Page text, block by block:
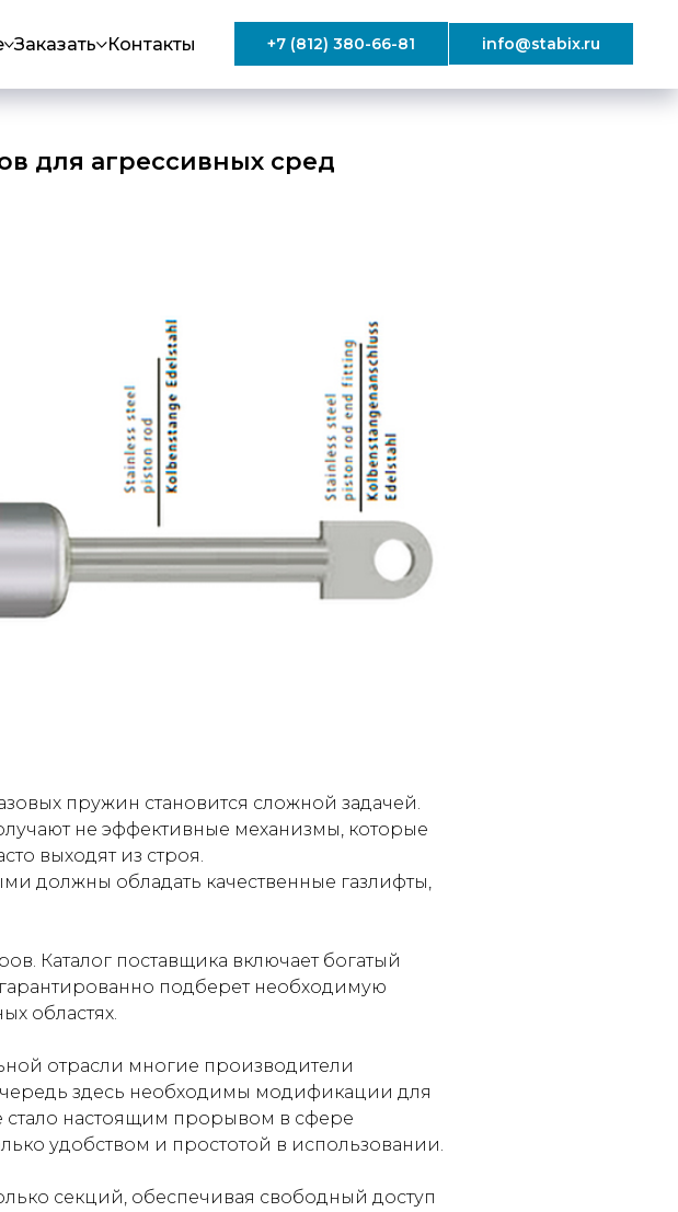
Заказать Контакты +7 (812) 380-66-81 info@stabix.ru
для агрессивных сред
пружин становится сложной задачей.
не эффективные механизмы, которые
выходят из строя.
должны обладать качественные газлифты,
Каталог поставщика включает богатый
подберет необходимую
областях.
отрасли многие производители
здесь необходимы модификации для
настоящим прорывом в сфере
удобством и простотой в использовании.
секций, обеспечивая свободный доступ